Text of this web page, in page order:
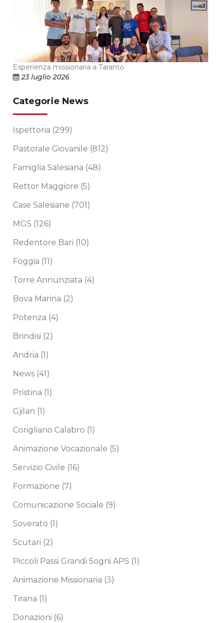
Esperienza missionaria a Taranto
23 luglio 2026
Categorie News
Ispettoria (299)
Pastorale Giovanile (812)
Famiglia Salesiana (48)
Rettor Maggiore (5)
Case Salesiane (701)
MGS (126)
Redentore Bari (10)
Foggia (11)
Torre Annunziata (4)
Bova Marina (2)
Potenza (4)
Brindisi (2)
Andria (1)
News (41)
Pristina (1)
Gjilan (1)
Corigliano Calabro (1)
Animazione Vocazionale (5)
Servizio Civile (16)
Formazione (7)
Comunicazione Sociale (9)
Soverato (1)
Scutari (2)
Piccoli Passi Grandi Sogni APS (1)
Animazione Missionaria (3)
Tirana (1)
Donazioni (6)